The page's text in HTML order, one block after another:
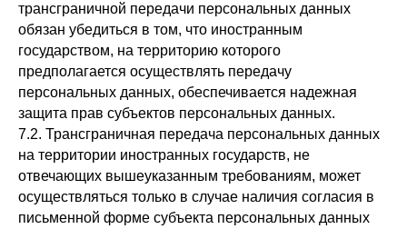
трансграничной передачи персональных данных
обязан убедиться в том, что иностранным
государством, на территорию которого
предполагается осуществлять передачу
персональных данных, обеспечивается надежная
защита прав субъектов персональных данных.
7.2. Трансграничная передача персональных данных
на территории иностранных государств, не
отвечающих вышеуказанным требованиям, может
осуществляться только в случае наличия согласия в
письменной форме субъекта персональных данных